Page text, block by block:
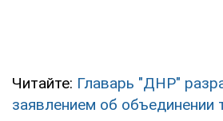
Читайте: Главарь "ДНР"
заявлением об объединении